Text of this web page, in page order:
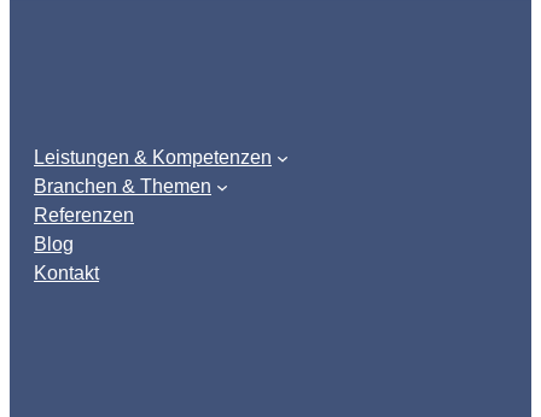
Leistungen & Kompetenzen
Branchen & Themen
Referenzen
Blog
Kontakt